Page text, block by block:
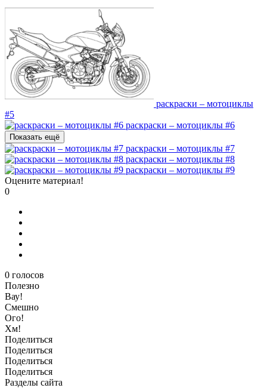
раскраски – мотоциклы
#5
раскраски – мотоциклы #6
Показать ещё
раскраски – мотоциклы #7
раскраски – мотоциклы #8
раскраски – мотоциклы #9
Оцените материал!
0
0 голосов
Полезно
Вау!
Смешно
Ого!
Хм!
Поделиться
Поделиться
Поделиться
Поделиться
Разделы сайта